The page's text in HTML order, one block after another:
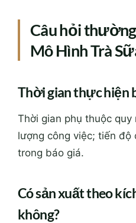
Câu hỏi
Mô Hình Trà
Thời gian thực hiện
Thời gian phụ thuộc quy
lượng công việc; tiến độ
trong báo giá.
Có sản xuất theo
không?